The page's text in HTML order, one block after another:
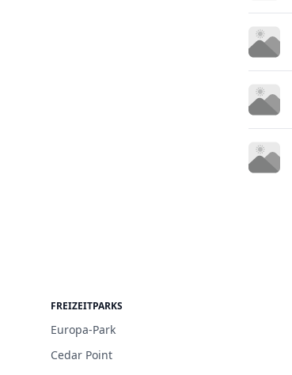
FREIZEITPARKS
Europa-Park
Cedar Point